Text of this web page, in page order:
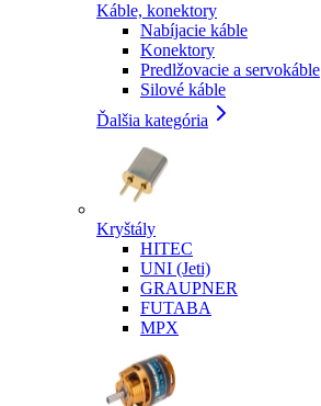
Káble, konektory
Nabíjacie káble
Konektory
Predlžovacie a servokáble
Silové káble
Ďalšia kategória
Kryštály
HITEC
UNI (Jeti)
GRAUPNER
FUTABA
MPX